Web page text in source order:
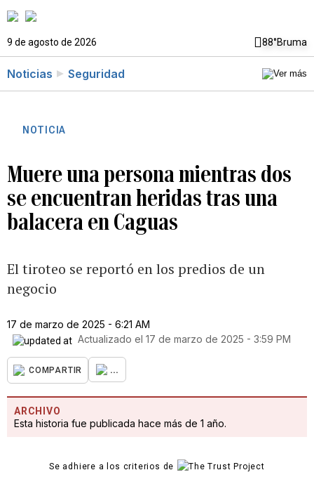
9 de agosto de 2026 88°Bruma
Noticias Seguridad
NOTICIA
Muere una persona mientras dos
se encuentran heridas tras una
balacera en Caguas
El tiroteo se reportó en los predios de un
negocio
17 de marzo de 2025 - 6:21 AM
Actualizado el 17 de marzo de 2025 - 3:59 PM
COMPARTIR ...
ARCHIVO
Esta historia fue publicada hace más de 1 año.
Se adhiere a los criterios de